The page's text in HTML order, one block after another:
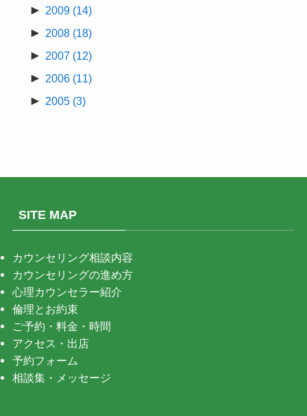
► 2009 (14)
► 2008 (18)
► 2007 (12)
► 2006 (11)
► 2005 (3)
SITE MAP
カウンセリング相談内容
カウンセリングの進め方
心理カウンセラー紹介
倫理とお約束
ご予約・料金・時間
アクセス・出店
予約フォーム
相談集・メッセージ